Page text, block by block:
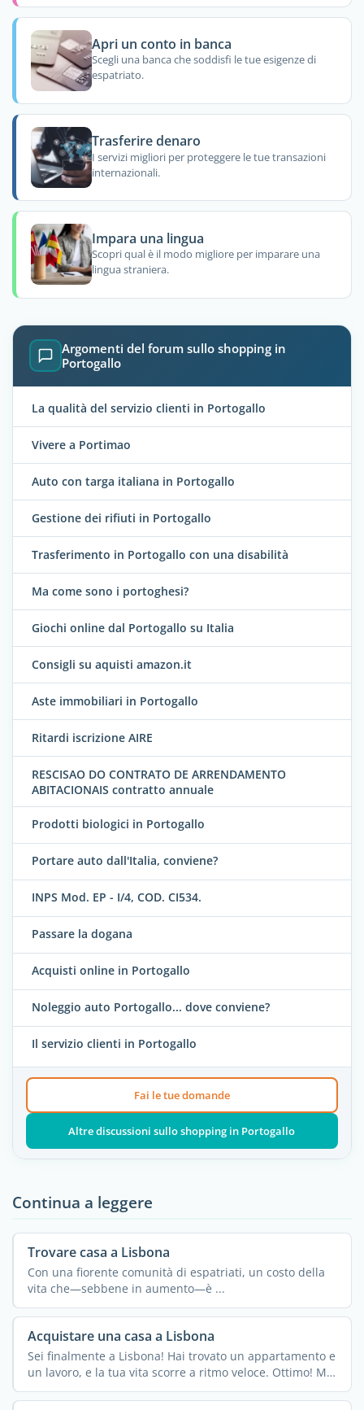
Apri un conto in banca
Scegli una banca che soddisfi le tue esigenze di
espatriato.
Trasferire denaro
I servizi migliori per proteggere le tue transazioni
internazionali.
Impara una lingua
Scopri qual è il modo migliore per imparare una
lingua straniera.
Argomenti del forum sullo shopping in
Portogallo
La qualità del servizio clienti in Portogallo
Vivere a Portimao
Auto con targa italiana in Portogallo
Gestione dei rifiuti in Portogallo
Trasferimento in Portogallo con una disabilità
Ma come sono i portoghesi?
Giochi online dal Portogallo su Italia
Consigli su aquisti amazon.it
Aste immobiliari in Portogallo
Ritardi iscrizione AIRE
RESCISAO DO CONTRATO DE ARRENDAMENTO
ABITACIONAIS contratto annuale
Prodotti biologici in Portogallo
Portare auto dall'Italia, conviene?
INPS Mod. EP - I/4, COD. CI534.
Passare la dogana
Acquisti online in Portogallo
Noleggio auto Portogallo... dove conviene?
Il servizio clienti in Portogallo
Fai le tue domande
Altre discussioni sullo shopping in Portogallo
Continua a leggere
Trovare casa a Lisbona
Con una fiorente comunità di espatriati, un costo della
vita che—sebbene in aumento—è ...
Acquistare una casa a Lisbona
Sei finalmente a Lisbona! Hai trovato un appartamento e
un lavoro, e la tua vita scorre a ritmo veloce. Ottimo! Ma
...